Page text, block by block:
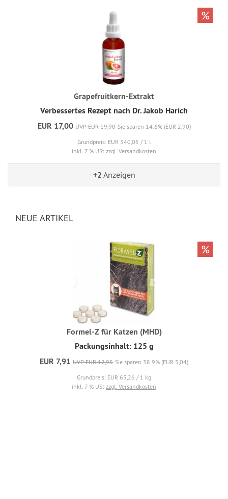
Grapefruitkern-Extrakt
Verbessertes Rezept nach Dr. Jakob Harich
EUR 17,00 UVP EUR 19,90 Sie sparen 14.6% (EUR 2,90)
Grundpreis: EUR 340,05 / 1 l
inkl. 7 % USt zzgl. Versandkosten
%
+2 Anzeigen
NEUE ARTIKEL
Formel-Z für Katzen (MHD)
Packungsinhalt: 125 g
EUR 7,91 UVP EUR 12,95 Sie sparen 38.9% (EUR 5,04)
Grundpreis: EUR 63,26 / 1 kg
inkl. 7 % USt zzgl. Versandkosten
%